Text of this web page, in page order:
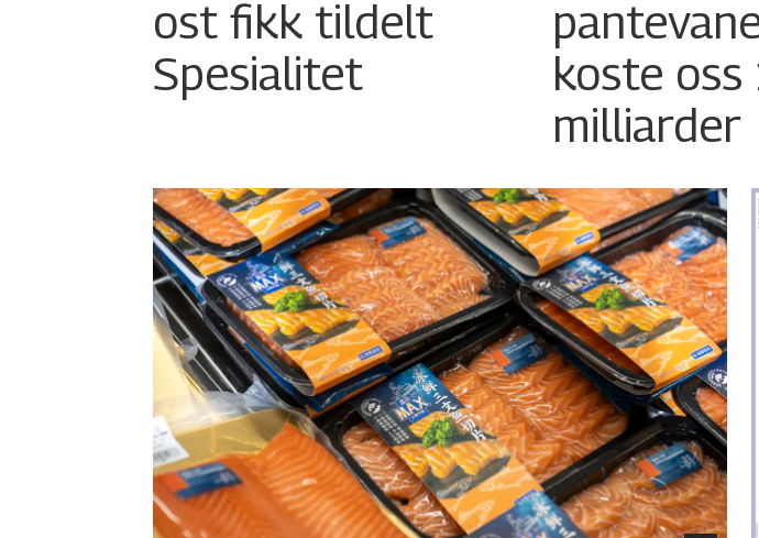
ost fikk tildelt
Spesialitet
koste oss
milliarder